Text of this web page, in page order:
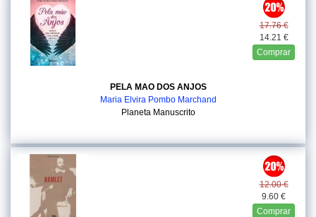
17.76 €
14.21 €
Comprar
PELA MAO DOS ANJOS
Maria Elvira Pombo Marchand
Planeta Manuscrito
12.00 €
9.60 €
Comprar